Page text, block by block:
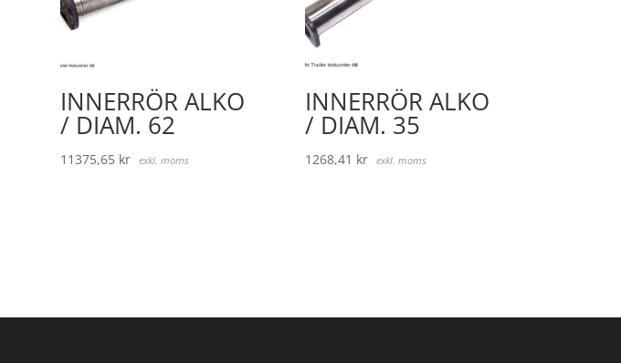
INNERRÖR ALKO
/ DIAM. 62
11375,65 kr exkl. moms
INNERRÖR ALKO
/ DIAM. 35
1268,41 kr exkl. moms